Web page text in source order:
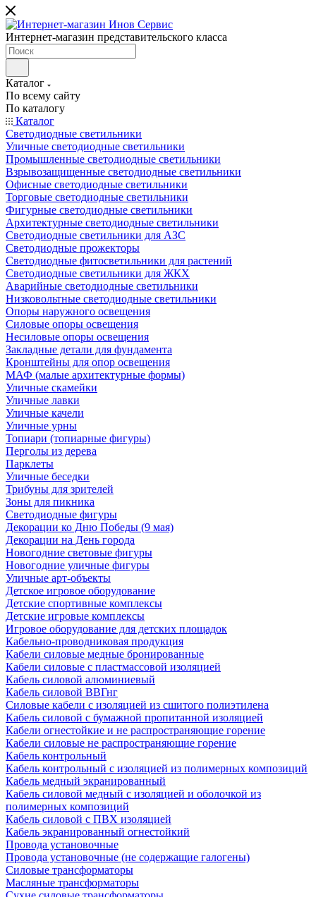
Интернет-магазин представительского класса
Каталог
По всему сайту
По каталогу
Каталог
Светодиодные светильники
Уличные светодиодные светильники
Промышленные светодиодные светильники
Взрывозащищенные светодиодные светильники
Офисные светодиодные светильники
Торговые светодиодные светильники
Фигурные светодиодные светильники
Архитектурные светодиодные светильники
Светодиодные светильники для АЗС
Светодиодные прожекторы
Светодиодные фитосветильники для растений
Светодиодные светильники для ЖКХ
Аварийные светодиодные светильники
Низковольтные светодиодные светильники
Опоры наружного освещения
Силовые опоры освещения
Несиловые опоры освещения
Закладные детали для фундамента
Кронштейны для опор освещения
МАФ (малые архитектурные формы)
Уличные скамейки
Уличные лавки
Уличные качели
Уличные урны
Топиари (топиарные фигуры)
Перголы из дерева
Парклеты
Уличные беседки
Трибуны для зрителей
Зоны для пикника
Светодиодные фигуры
Декорации ко Дню Победы (9 мая)
Декорации на День города
Новогодние световые фигуры
Новогодние уличные фигуры
Уличные арт-объекты
Детское игровое оборудование
Детские спортивные комплексы
Детские игровые комплексы
Игровое оборудование для детских площадок
Кабельно-проводниковая продукция
Кабели силовые медные бронированные
Кабели силовые с пластмассовой изоляцией
Кабель силовой алюминиевый
Кабель силовой ВВГнг
Силовые кабели с изоляцией из сшитого полиэтилена
Кабель силовой с бумажной пропитанной изоляцией
Кабели огнестойкие и не распространяющие горение
Кабели силовые не распространяющие горение
Кабель контрольный
Кабель контрольный с изоляцией из полимерных композиций
Кабель медный экранированный
Кабель силовой медный с изоляцией и оболочкой из
полимерных композиций
Кабель силовой с ПВХ изоляцией
Кабель экранированный огнестойкий
Провода установочные
Провода установочные (не содержащие галогены)
Силовые трансформаторы
Масляные трансформаторы